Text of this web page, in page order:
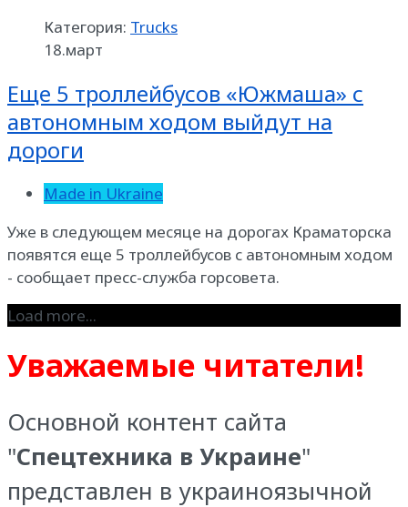
Категория: Trucks
18.март
Еще 5 троллейбусов «Южмаша» с
автономным ходом выйдут на
дороги
Made in Ukraine
Уже в следующем месяце на дорогах Краматорска
появятся еще 5 троллейбусов с автономным ходом
- сообщает пресс-служба горсовета.
Load more...
Уважаемые читатели!
Основной контент сайта
"Спецтехника в Украине"
представлен в украиноязычной